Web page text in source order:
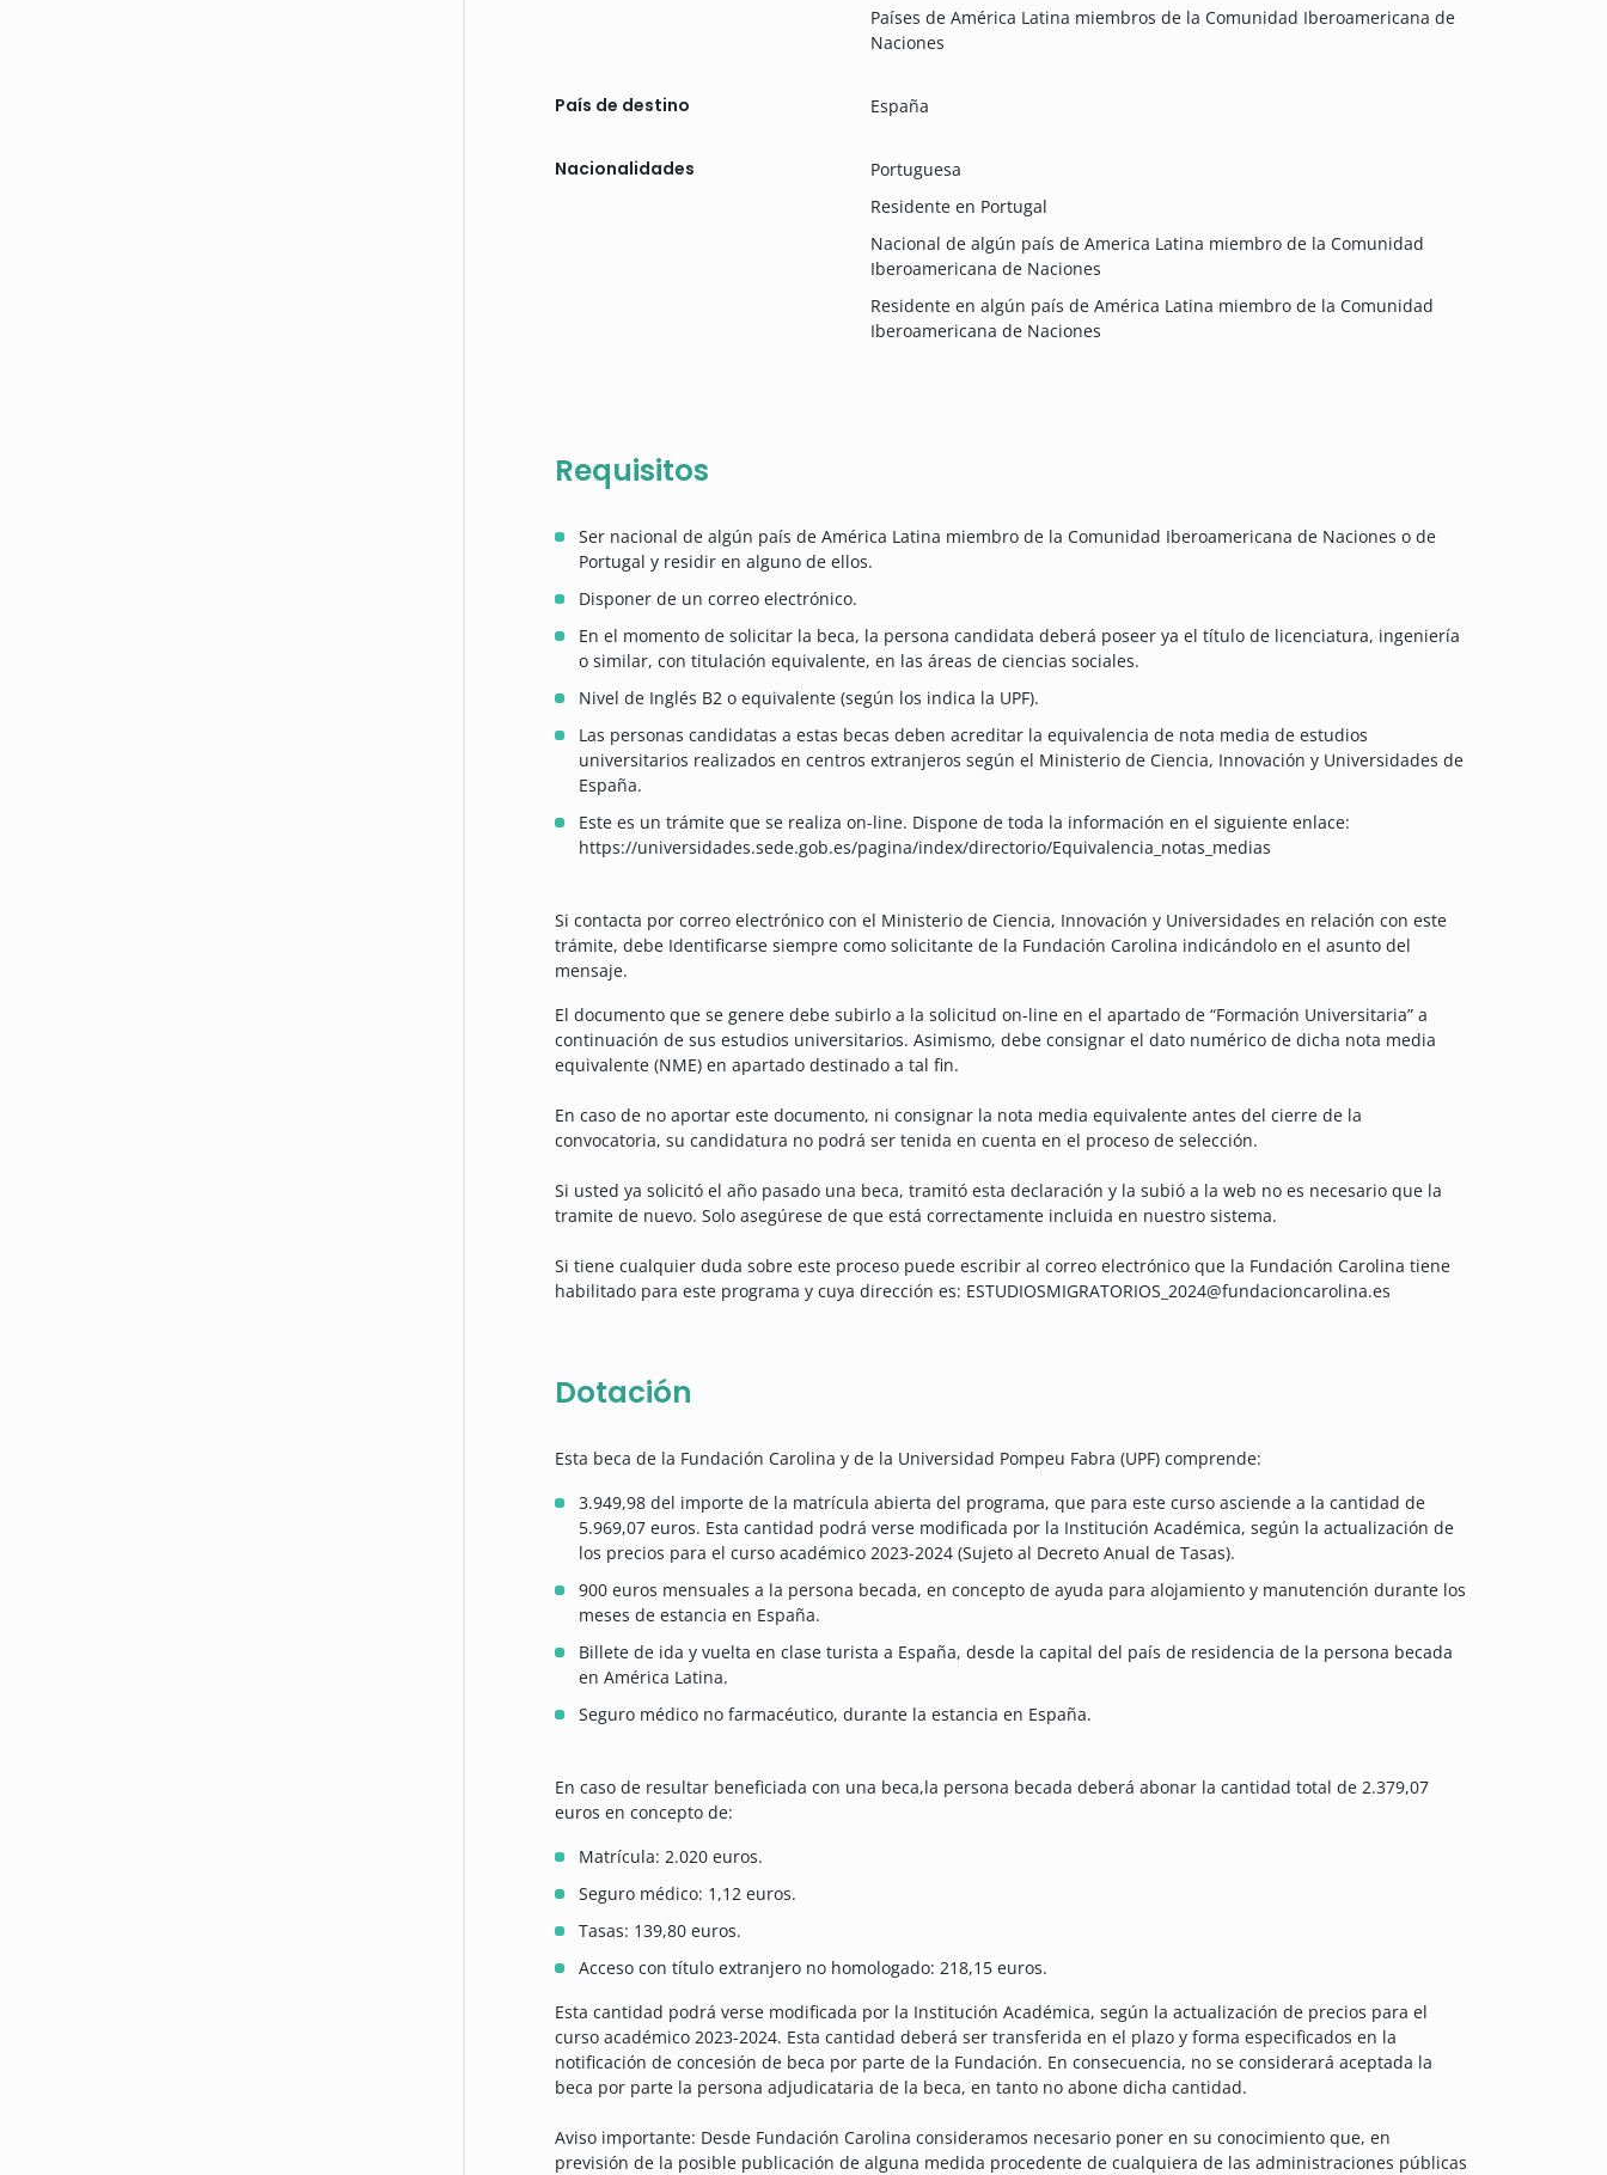
Países de América Latina miembros de la Comunidad Iberoamericana de
Naciones
País de destino España
Nacionalidades
Portuguesa
Residente en Portugal
Nacional de algún país de America Latina miembro de la Comunidad
Iberoamericana de Naciones
Residente en algún país de América Latina miembro de la Comunidad
Iberoamericana de Naciones
Requisitos
Ser nacional de algún país de América Latina miembro de la Comunidad Iberoamericana de Naciones o de
Portugal y residir en alguno de ellos.
Disponer de un correo electrónico.
En el momento de solicitar la beca, la persona candidata deberá poseer ya el título de licenciatura, ingeniería
o similar, con titulación equivalente, en las áreas de ciencias sociales.
Nivel de Inglés B2 o equivalente (según los indica la UPF).
Las personas candidatas a estas becas deben acreditar la equivalencia de nota media de estudios
universitarios realizados en centros extranjeros según el Ministerio de Ciencia, Innovación y Universidades de
España.
Este es un trámite que se realiza on-line. Dispone de toda la información en el siguiente enlace:
https://universidades.sede.gob.es/pagina/index/directorio/Equivalencia_notas_medias
Si contacta por correo electrónico con el Ministerio de Ciencia, Innovación y Universidades en relación con este
trámite, debe Identificarse siempre como solicitante de la Fundación Carolina indicándolo en el asunto del
mensaje.
El documento que se genere debe subirlo a la solicitud on-line en el apartado de “Formación Universitaria” a
continuación de sus estudios universitarios. Asimismo, debe consignar el dato numérico de dicha nota media
equivalente (NME) en apartado destinado a tal fin.
En caso de no aportar este documento, ni consignar la nota media equivalente antes del cierre de la
convocatoria, su candidatura no podrá ser tenida en cuenta en el proceso de selección.
Si usted ya solicitó el año pasado una beca, tramitó esta declaración y la subió a la web no es necesario que la
tramite de nuevo. Solo asegúrese de que está correctamente incluida en nuestro sistema.
Si tiene cualquier duda sobre este proceso puede escribir al correo electrónico que la Fundación Carolina tiene
habilitado para este programa y cuya dirección es: ESTUDIOSMIGRATORIOS_2024@fundacioncarolina.es
Dotación
Esta beca de la Fundación Carolina y de la Universidad Pompeu Fabra (UPF) comprende:
3.949,98 del importe de la matrícula abierta del programa, que para este curso asciende a la cantidad de
5.969,07 euros. Esta cantidad podrá verse modificada por la Institución Académica, según la actualización de
los precios para el curso académico 2023-2024 (Sujeto al Decreto Anual de Tasas).
900 euros mensuales a la persona becada, en concepto de ayuda para alojamiento y manutención durante los
meses de estancia en España.
Billete de ida y vuelta en clase turista a España, desde la capital del país de residencia de la persona becada
en América Latina.
Seguro médico no farmacéutico, durante la estancia en España.
En caso de resultar beneficiada con una beca,la persona becada deberá abonar la cantidad total de 2.379,07
euros en concepto de:
Matrícula: 2.020 euros.
Seguro médico: 1,12 euros.
Tasas: 139,80 euros.
Acceso con título extranjero no homologado: 218,15 euros.
Esta cantidad podrá verse modificada por la Institución Académica, según la actualización de precios para el
curso académico 2023-2024. Esta cantidad deberá ser transferida en el plazo y forma especificados en la
notificación de concesión de beca por parte de la Fundación. En consecuencia, no se considerará aceptada la
beca por parte la persona adjudicataria de la beca, en tanto no abone dicha cantidad.
Aviso importante: Desde Fundación Carolina consideramos necesario poner en su conocimiento que, en
previsión de la posible publicación de alguna medida procedente de cualquiera de las administraciones públicas